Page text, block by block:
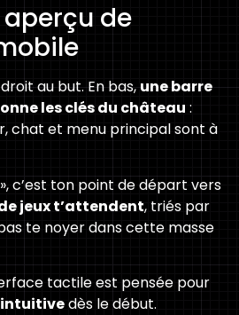
de
au but. En bas,une barre
les clés du château :
chat et menu principal sont à
c’est ton point de départ vers
jeux t’attendent, triés par
te noyer dans cette masse
tactile est pensée pour
dès le début.